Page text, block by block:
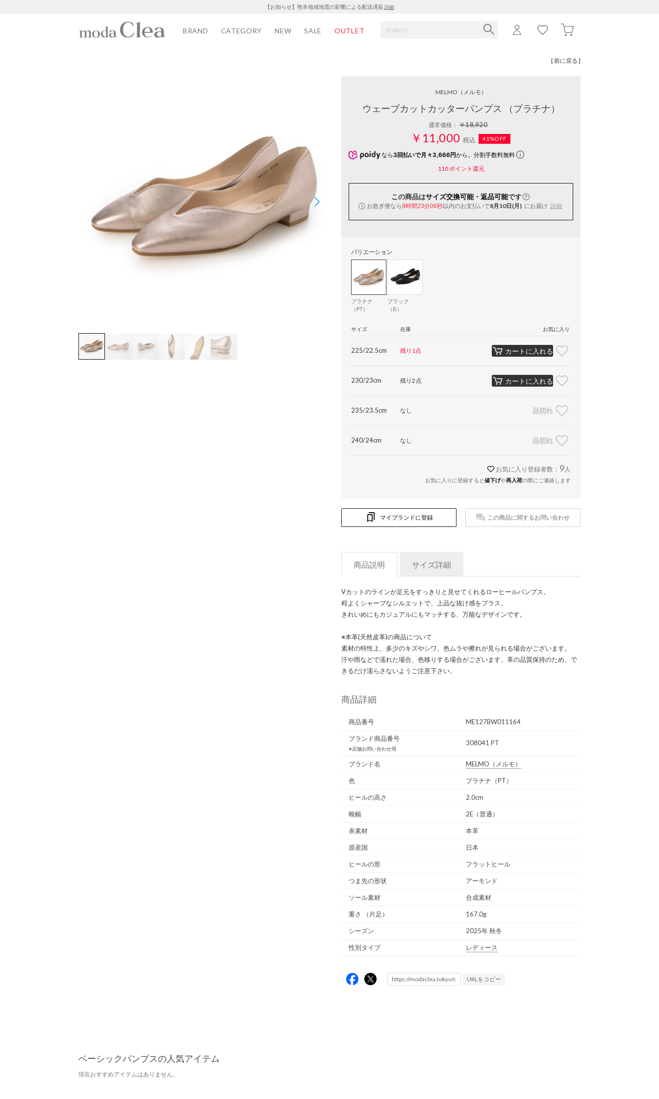
【お知らせ】熊本地域地震の影響による配送遅延 詳細
BRAND CATEGORY NEW SALE OUTLET
[ 前に戻る ]
MELMO （メルモ）
ウェーブカットカッターパンプス （プラチナ）
通常価格：￥18,920
￥11,000 税込 41%OFF
なら 3回払いで月々3,666円から。分割手数料無料
110ポイント還元
この商品はサイズ交換可能・返品可能です
お急ぎ便なら9時間23分05秒以内のお支払いで8月10日(月) にお届け 詳細
バリエーション
プラチナ
（PT）
ブラック
（B）
サイズ 在庫 お気に入り
225/22.5cm 残り1点 カートに入れる
230/23cm 残り2点 カートに入れる
235/23.5cm なし 品切れ
240/24cm なし 品切れ
お気に入り登録者数： 9 人
お気に入りに登録すると値下げや再入荷の際にご連絡します
マイブランドに登録 この商品に関するお問い合わせ
商品説明 サイズ詳細
Vカットのラインが足元をすっきりと見せてくれるローヒールパンプス。
程よくシャープなシルエットで、上品な抜け感をプラス。
きれいめにもカジュアルにもマッチする、万能なデザインです。
※本革(天然皮革)の商品について
素材の特性上、多少のキズやシワ、色ムラや擦れが見られる場合がございます。
汗や雨などで濡れた場合、色移りする場合がございます。革の品質保持のため、で
きるだけ濡らさないようご注意下さい。
商品詳細
商品番号 ME127BW011164
ブランド商品番号
※店舗お問い合わせ用
308041 PT
ブランド名 MELMO （メルモ）
色 プラチナ（PT）
ヒールの高さ 2.0cm
靴幅 2E（普通）
表素材 本革
原産国 日本
ヒールの形 フラットヒール
つま先の形状 アーモンド
ソール素材 合成素材
重さ （片足） 167.0g
シーズン 2025年 秋冬
性別タイプ レディース
URLをコピー
ベーシックパンプスの人気アイテム
現在おすすめアイテムはありません。